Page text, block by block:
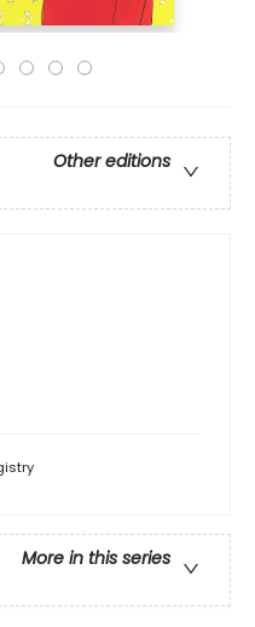
Other editions
More in this series